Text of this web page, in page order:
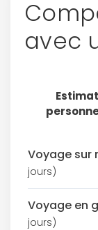
avec
Voyage sur
jours)
Voyage en
jours)